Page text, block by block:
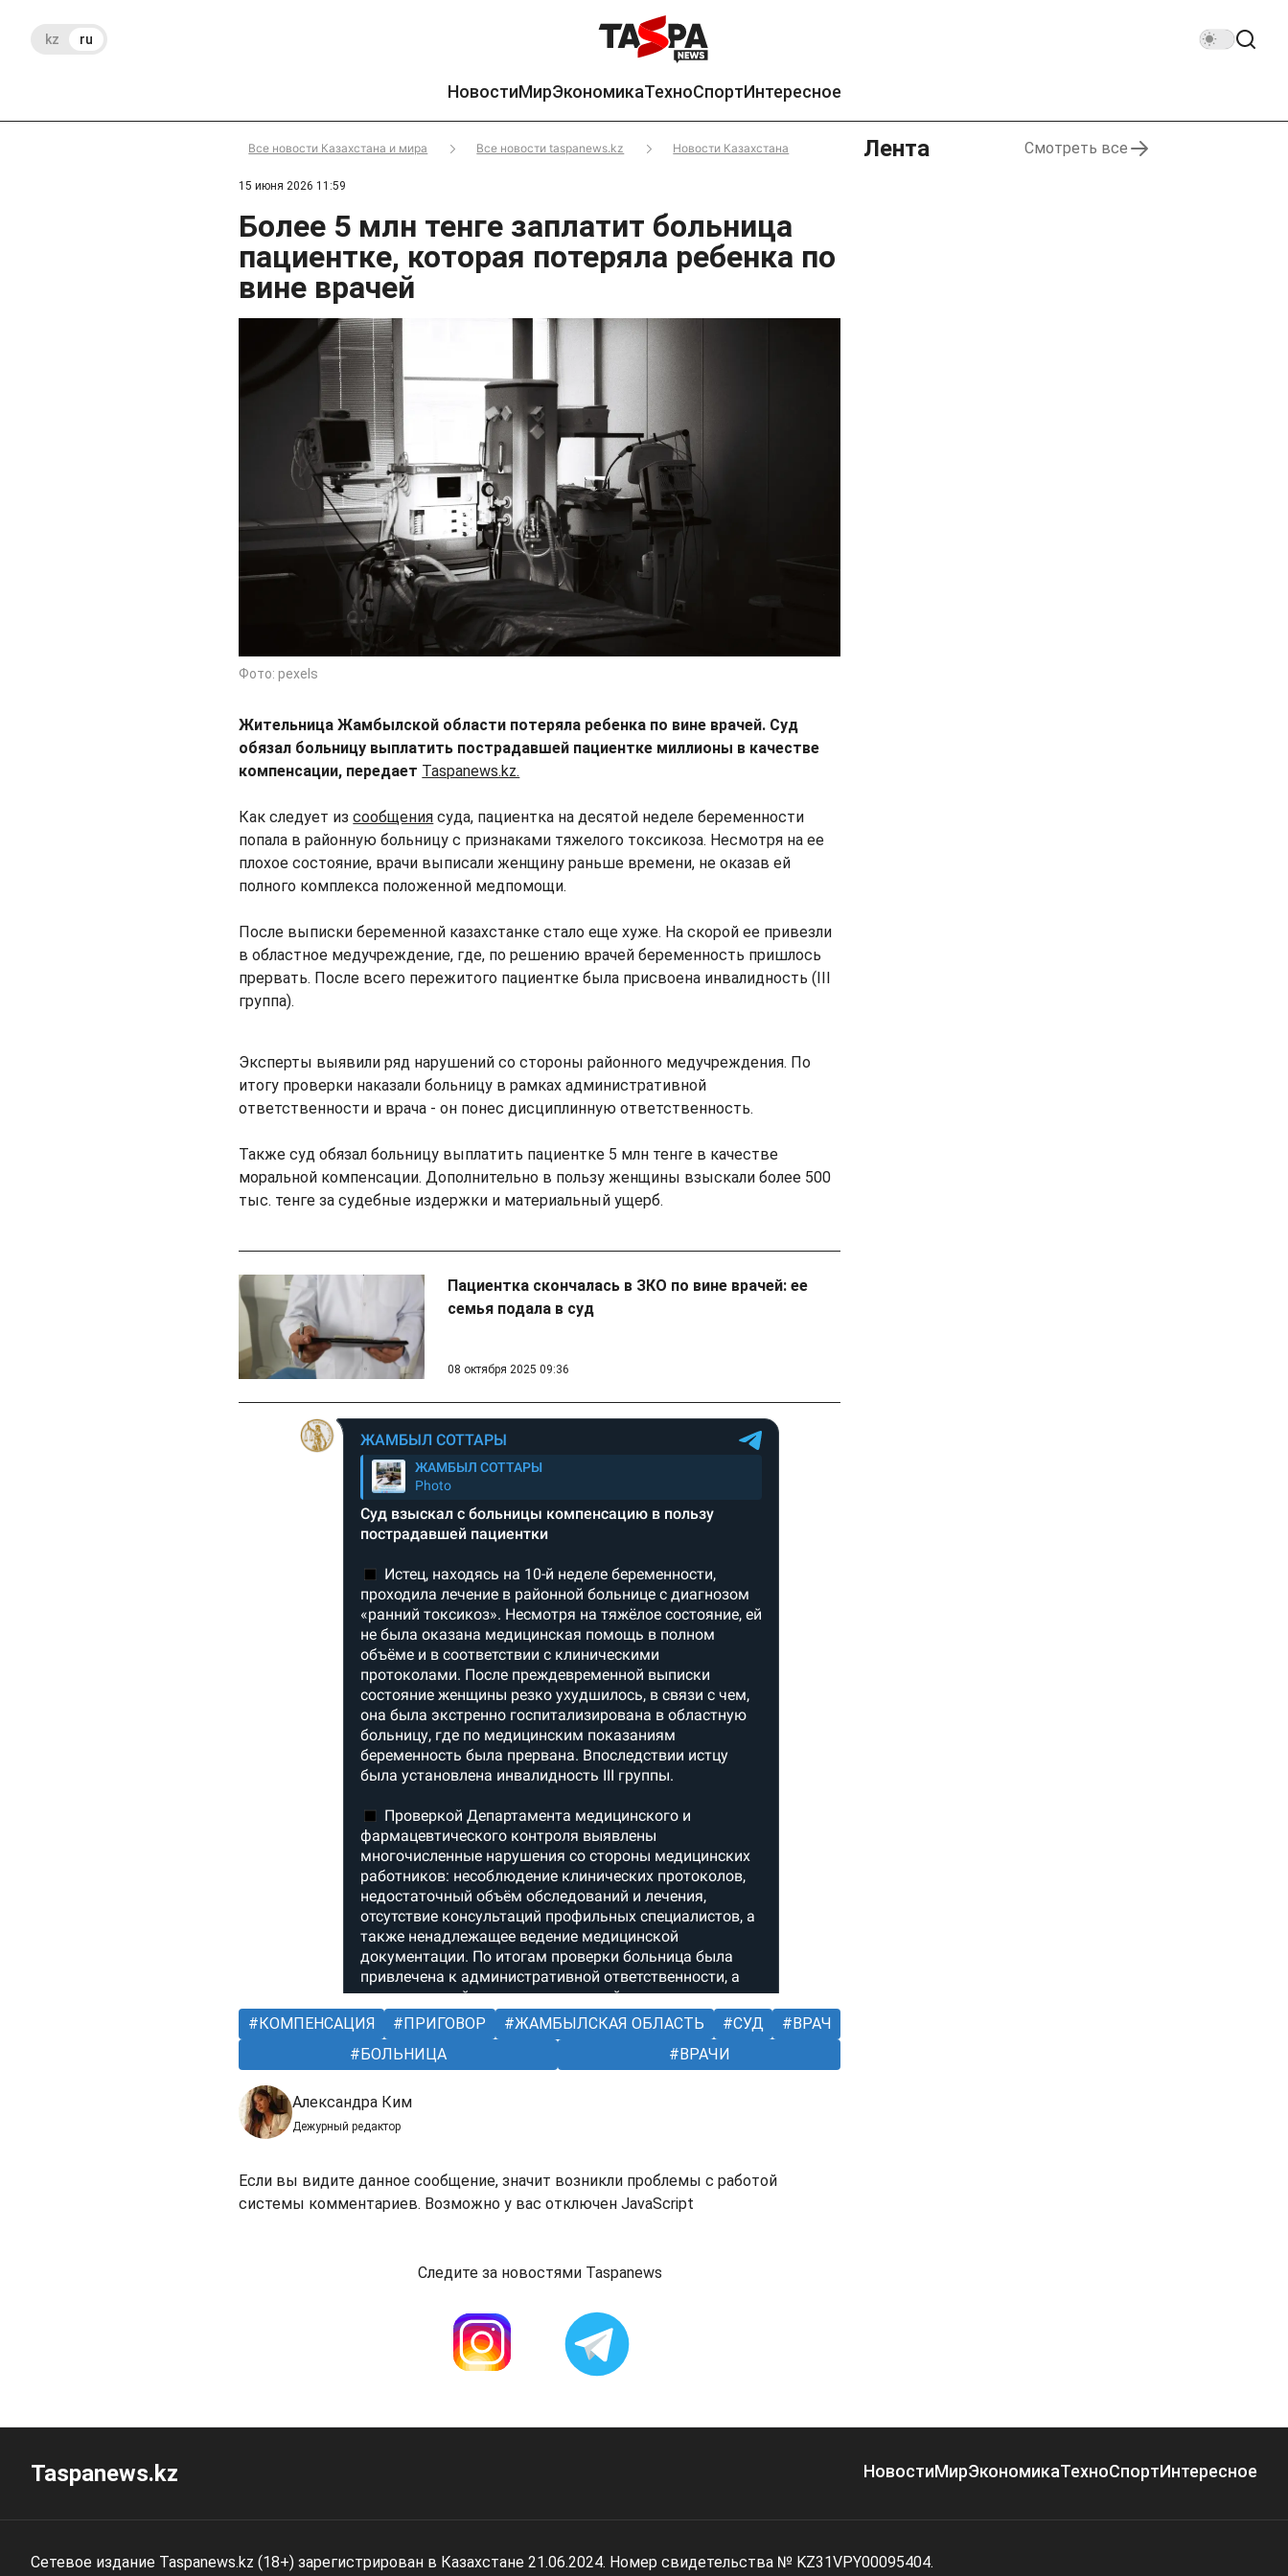
kz ru
НовостиМирЭкономикаТехноСпортИнтересное
Все новости Казахстана и мира Все новости taspanews.kz Новости Казахстана
15 июня 2026 11:59
Более 5 млн тенге заплатит больница
пациентке, которая потеряла ребенка по
вине врачей
Фото: pexels
Жительница Жамбылской области потеряла ребенка по вине врачей. Суд
обязал больницу выплатить пострадавшей пациентке миллионы в качестве
компенсации, передает Taspanews.kz.
Как следует изсообщения суда, пациентка на десятой неделе беременности
попала в районную больницу с признаками тяжелого токсикоза. Несмотря на ее
плохое состояние, врачи выписали женщину раньше времени, не оказав ей
полного комплекса положенной медпомощи.
После выписки беременной казахстанке стало еще хуже. На скорой ее привезли
в областное медучреждение, где, по решению врачей беременность пришлось
прервать. После всего пережитого пациентке была присвоена инвалидность (III
группа).
Эксперты выявили ряд нарушений со стороны районного медучреждения. По
итогу проверки наказали больницу в рамках административной
ответственности и врача - он понес дисциплинную ответственность.
Также суд обязал больницу выплатить пациентке 5 млн тенге в качестве
моральной компенсации. Дополнительно в пользу женщины взыскали более 500
тыс. тенге за судебные издержки и материальный ущерб.
Пациентка скончалась в ЗКО по вине врачей: ее
семья подала в суд
08 октября 2025 09:36
КОМПЕНСАЦИЯ ПРИГОВОР ЖАМБЫЛСКАЯ ОБЛАСТЬ СУД
ВРАЧ
БОЛЬНИЦА
ВРАЧИ
Александра Ким
Дежурный редактор
Если вы видите данное сообщение, значит возникли проблемы с работой
системы комментариев. Возможно у вас отключен JavaScript
Следите за новостями Taspanews
Лента Смотреть все
Taspanews.kz НовостиМирЭкономикаТехноСпортИнтересное
Сетевое издание Taspanews.kz (18+) зарегистрирован в Казахстане 21.06.2024. Номер свидетельства № KZ31VPY00095404.